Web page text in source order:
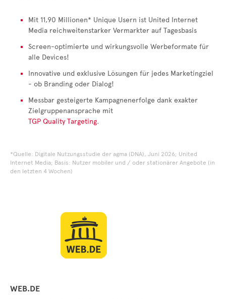
Mit 11,90 Millionen* Unique Usern ist United Internet
Media reichweitenstarker Vermarkter auf Tagesbasis
Screen-optimierte und wirkungsvolle Werbeformate für
alle Devices!
Innovative und exklusive Lösungen für jedes Marketingziel
- ob Branding oder Dialog!
Messbar gesteigerte Kampagnenerfolge dank exakter
Zielgruppenansprache mit
TGP Quality Targeting.
*Quelle: Digitale Nutzungsstudie der agma (DNA), Juni 2026; United
Internet Media; Basis: Nutzer mobiler und / oder stationärer Angebote (in
den letzten 4 Wochen)
WEB.DE